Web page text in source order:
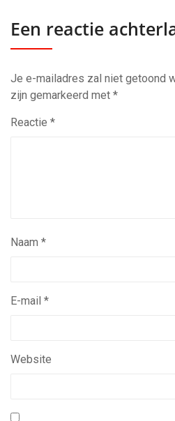
Een reactie
Je e-mailadres zal niet getoond
zijn gemarkeerd met *
Reactie *
Naam *
E-mail *
Website